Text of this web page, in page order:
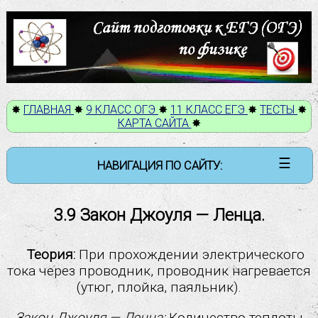
✸ ГЛАВНАЯ ✸ 9 КЛАСС ОГЭ ✸ 11 КЛАСС ЕГЭ ✸ ТЕСТЫ ✸
КАРТА САЙТА ✸
☰
НАВИГАЦИЯ ПО САЙТУ:
9 класс ОГЭ
Механические явления
Тепловые явления
Электромагнитные явления:
3.1 Электризация тел
3.2 Два вида электрических зарядов.
3.9 Закон Джоуля — Ленца.
Теория: При прохождении электрического
тока через проводник, проводник нагревается
(утюг, плойка, паяльник).